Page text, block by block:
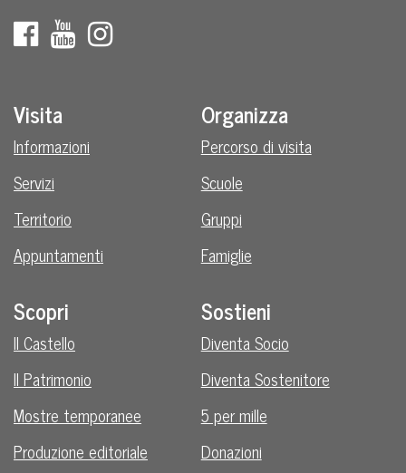
Visita
Informazioni
Servizi
Territorio
Appuntamenti
Organizza
Percorso di visita
Scuole
Gruppi
Famiglie
Scopri
Il Castello
Il Patrimonio
Mostre temporanee
Produzione editoriale
Sostieni
Diventa Socio
Diventa Sostenitore
5 per mille
Donazioni